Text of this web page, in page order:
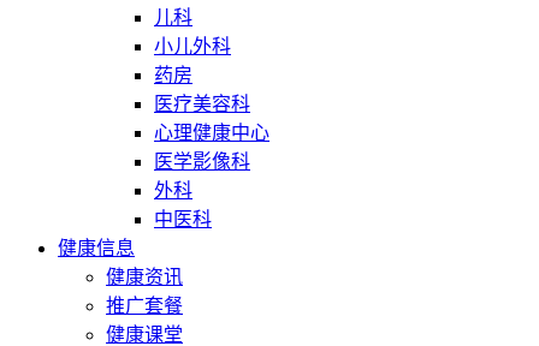
儿科
小儿外科
药房
医疗美容科
心理健康中心
医学影像科
外科
中医科
健康信息
健康资讯
推广套餐
健康课堂